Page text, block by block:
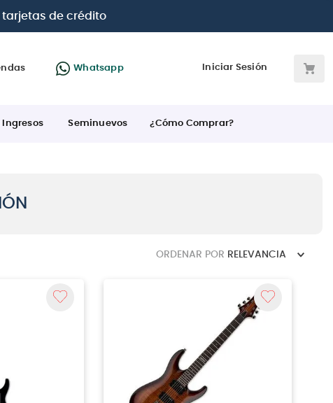
de crédito
Whatsapp Iniciar Sesión
Ingresos Seminuevos ¿Cómo Comprar?
ORDENAR POR RELEVANCIA